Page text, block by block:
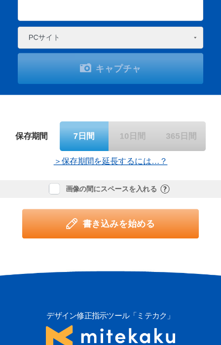
キャプチャ
保存期間 7日間 10日間 365日間
＞保存期間を延長するには…？
画像の間にスペースを入れる
書き込みを始める
デザイン修正指示ツール「ミテカク」